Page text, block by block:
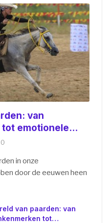
van
emotionele
0
in onze
door de eeuwen heen
van paarden: van
tot